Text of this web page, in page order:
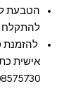
הטבעת
להתקלח
להזמנת
אישית